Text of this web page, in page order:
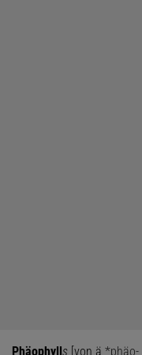
Phäophylls [von ä *phäo-